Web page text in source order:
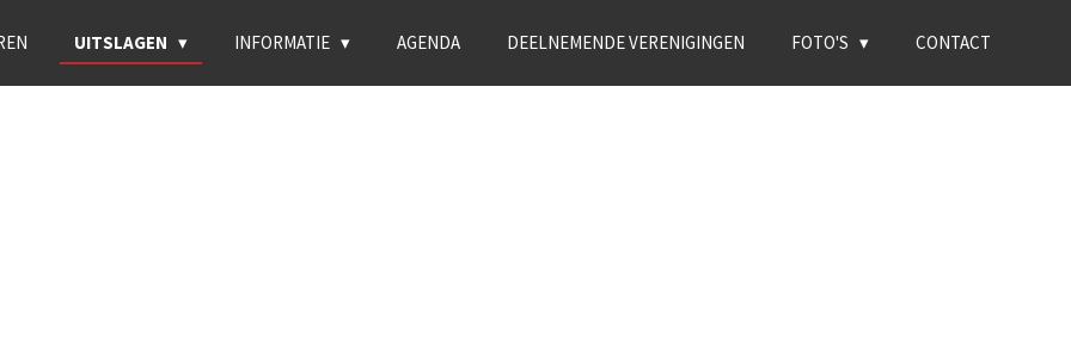
UITSLAGEN INFORMATIE AGENDA DEELNEMENDE VERENIGINGEN FOTO'S CONTACT